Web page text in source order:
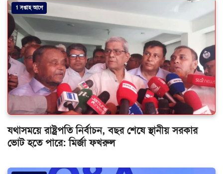
1 সপ্তাহ আগে
যথাসময়ে রাষ্ট্রপতি নির্বাচন, বছর শেষে স্থানীয় সরকার
ভোট হতে পারে: মির্জা ফখরুল